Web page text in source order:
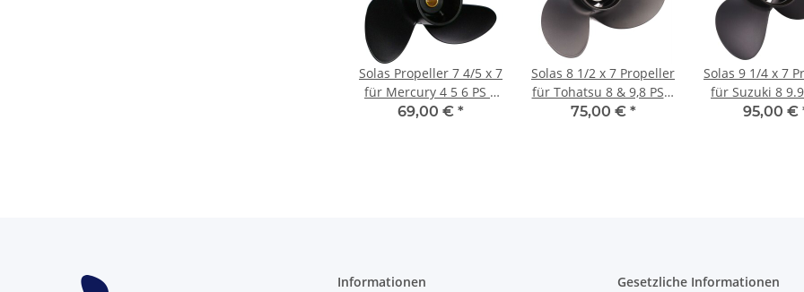
Solas Propeller 7 4/5 x 7
für Mercury 4 5 6 PS 3
Blatt mit 12 Zähnen
69,00 € *
Solas 8 1/2 x 7 Propeller
für Tohatsu 8 & 9,8 PS 3
Blatt mit 12 Zähnen
75,00 € *
Solas 9 1/4 x 7
für Suzuki 8 9.9 15 20
PS 3 Blatt
95,00 €
Informationen Gesetzliche Informationen